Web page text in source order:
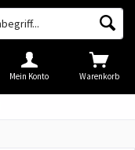
Warenkorb
Mein Konto